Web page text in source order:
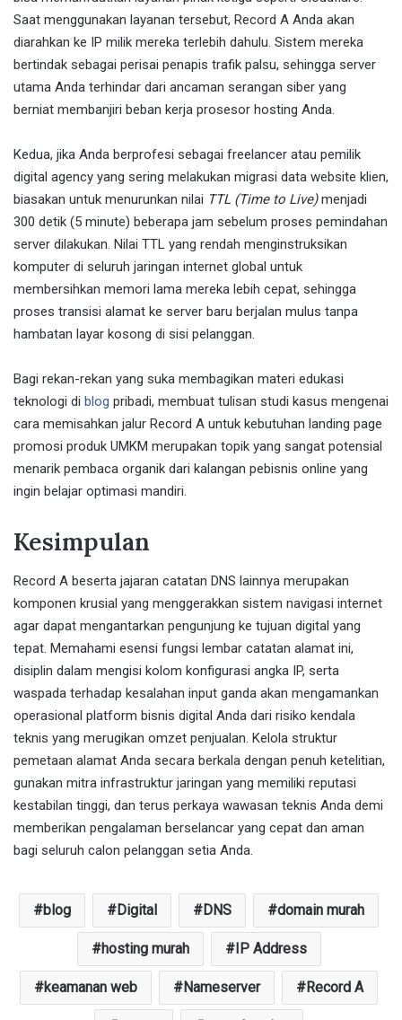
Saat menggunakan layanan tersebut, Record A Anda akan
diarahkan ke IP milik mereka terlebih dahulu. Sistem mereka
bertindak sebagai perisai penapis trafik palsu, sehingga server
utama Anda terhindar dari ancaman serangan siber yang
berniat membanjiri beban kerja prosesor hosting Anda.
Kedua, jika Anda berprofesi sebagai freelancer atau pemilik
digital agency yang sering melakukan migrasi data website klien,
biasakan untuk menurunkan nilai TTL (Time to Live)menjadi
300 detik (5 minute) beberapa jam sebelum proses pemindahan
server dilakukan. Nilai TTL yang rendah menginstruksikan
komputer di seluruh jaringan internet global untuk
membersihkan memori lama mereka lebih cepat, sehingga
proses transisi alamat ke server baru berjalan mulus tanpa
hambatan layar kosong di sisi pelanggan.
Bagi rekan-rekan yang suka membagikan materi edukasi
teknologi di blog pribadi, membuat tulisan studi kasus mengenai
cara memisahkan jalur Record A untuk kebutuhan landing page
promosi produk UMKM merupakan topik yang sangat potensial
menarik pembaca organik dari kalangan pebisnis online yang
ingin belajar optimasi mandiri.
Kesimpulan
Record A beserta jajaran catatan DNS lainnya merupakan
komponen krusial yang menggerakkan sistem navigasi internet
agar dapat mengantarkan pengunjung ke tujuan digital yang
tepat. Memahami esensi fungsi lembar catatan alamat ini,
disiplin dalam mengisi kolom konfigurasi angka IP, serta
waspada terhadap kesalahan input ganda akan mengamankan
operasional platform bisnis digital Anda dari risiko kendala
teknis yang merugikan omzet penjualan. Kelola struktur
pemetaan alamat Anda secara berkala dengan penuh ketelitian,
gunakan mitra infrastruktur jaringan yang memiliki reputasi
kestabilan tinggi, dan terus perkaya wawasan teknis Anda demi
memberikan pengalaman berselancar yang cepat dan aman
bagi seluruh calon pelanggan setia Anda.
blog Digital DNS domain murah
hosting murah IP Address
keamanan web Nameserver Record A